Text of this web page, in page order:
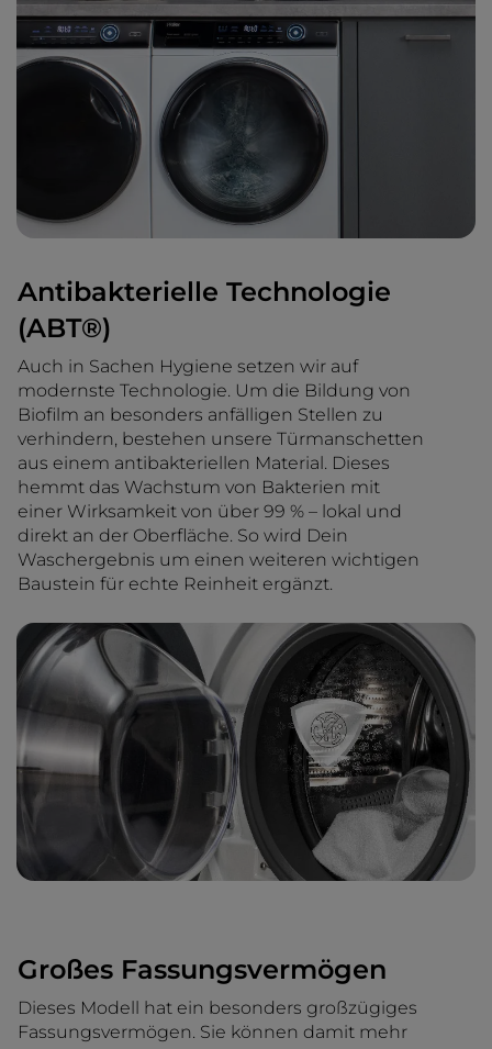
Antibakterielle Technologie
(ABT®)
Auch in Sachen Hygiene setzen wir auf
modernste Technologie. Um die Bildung von
Biofilm an besonders anfälligen Stellen zu
verhindern, bestehen unsere Türmanschetten
aus einem antibakteriellen Material. Dieses
hemmt das Wachstum von Bakterien mit
einer Wirksamkeit von über 99 % – lokal und
direkt an der Oberfläche. So wird Dein
Waschergebnis um einen weiteren wichtigen
Baustein für echte Reinheit ergänzt.
Großes Fassungsvermögen
Dieses Modell hat ein besonders großzügiges
Fassungsvermögen. Sie können damit mehr